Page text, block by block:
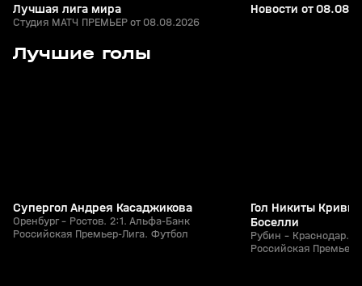
Лучшая лига мира
Студия МАТЧ ПРЕМЬЕР от 08.08.2026
Новости от
Лучшие голы
26 июл, 21:49
Супергол Андрея Касаджикова
Оренбург - Ростов. 2:1. Альфа-Банк
Российская Премьер-Лига. Футбол
Гол Никиты
Боселли
Рубин - Краснодар.
Российская